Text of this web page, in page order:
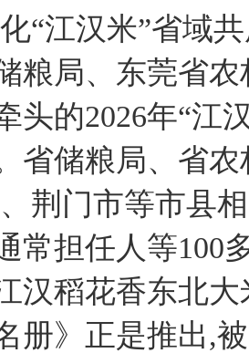
“江汉米”省域
粮局、东莞省
头的2026年“江
省储粮局、省
荆门市等市县
常担任人等100
江汉稻花香东北
册》正是推出,